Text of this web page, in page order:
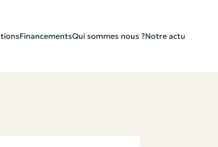
FinancementsQui sommes nous ?Notre actu